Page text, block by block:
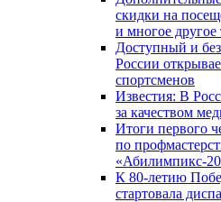
скидки на
и многое другое
Доступный и
России
спортсменов
Известия: В
за качеством
Итоги первого
по
«Абилимпикс-
К 80-летию
стартовала